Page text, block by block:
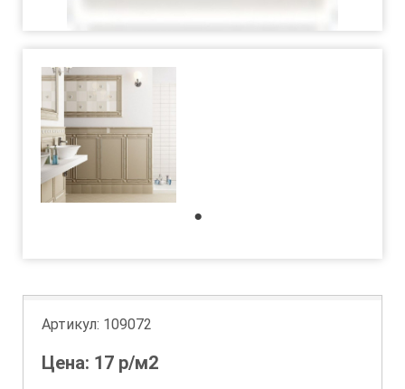
Артикул: 109072
Цена: 17 р/м2